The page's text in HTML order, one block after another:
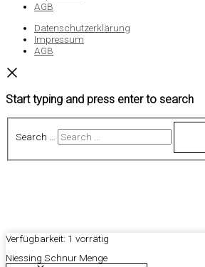
AGB
Datenschutzerklärung
Impressum
AGB
Start typing and press enter to search
Search …
Verfügbarkeit: 1 vorrätig
Niessing Schnur Menge